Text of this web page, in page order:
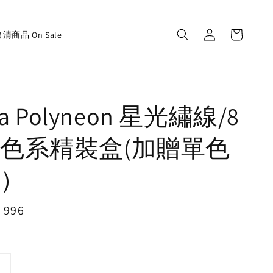
清商品 On Sale
Polyneon 星光繡線/8
系精裝盒(加贈單色
996